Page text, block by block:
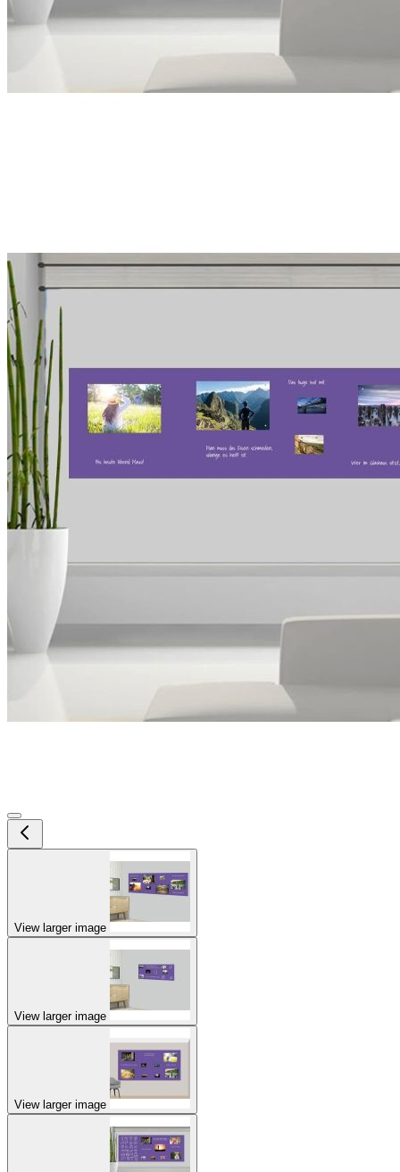
View larger image
View larger image
View larger image